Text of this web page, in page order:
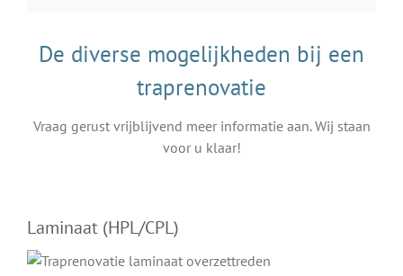
De diverse mogelijkheden bij een
traprenovatie
Vraag gerust vrijblijvend meer informatie aan. Wij staan
voor u klaar!
Laminaat (HPL/CPL)